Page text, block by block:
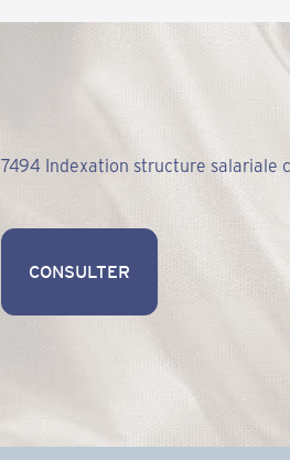
7494 Indexation structure salariale
CONSULTER
CONSULTER